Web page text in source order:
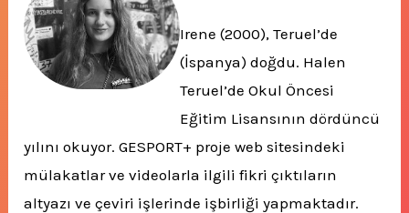
Irene (2000), Teruel’de
(İspanya) doğdu. Halen
Teruel’de Okul Öncesi
Eğitim Lisansının dördüncü
yılını okuyor. GESPORT+ proje web sitesindeki
mülakatlar ve videolarla ilgili fikri çıktıların
altyazı ve çeviri işlerinde işbirliği yapmaktadır.